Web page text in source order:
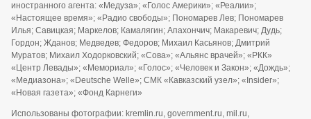
иностранного агента: «Медуза»; «Голос Америки»; «Реалии»;
«Настоящее время»; «Радио свободы»; Пономарев Лев; Пономарев
Илья; Савицкая; Маркелов; Камалягин; Апахончич; Макаревич; Дудь;
Гордон; Жданов; Медведев; Федоров; Михаил Касьянов; Дмитрий
Муратов; Михаил Ходорковский; «Сова»; «Альянс врачей»; «РКК»
«Центр Левады»; «Мемориал»; «Голос»; «Человек и Закон»; «Дождь»;
«Медиазона»; «Deutsche Welle»; СМК «Кавказский узел»; «Insider»;
«Новая газета»; «Фонд Карнеги»
Использованы фотографии: kremlin.ru, government.ru, mil.ru,